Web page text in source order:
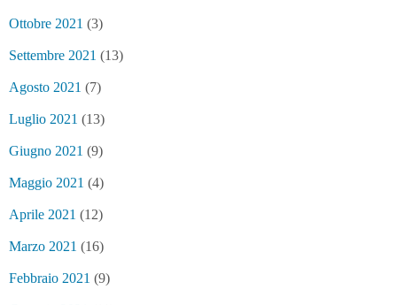
Ottobre 2021 (3)
Settembre 2021 (13)
Agosto 2021 (7)
Luglio 2021 (13)
Giugno 2021 (9)
Maggio 2021 (4)
Aprile 2021 (12)
Marzo 2021 (16)
Febbraio 2021 (9)